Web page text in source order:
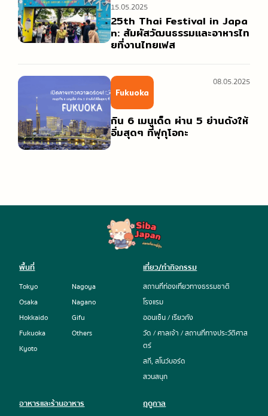
25th Thai Festival in Japa
n: สัมผัสวัฒนธรรมและอาหารไท
ยที่งานไทยเฟส
15.05.2025
Fukuoka
กิน 6 เมนูเด็ด ผ่าน 5 ย่านดังให้
อิ่มสุดๆ ที่ฟุกุโอกะ
08.05.2025
พื้นที่
Tokyo
Osaka
Hokkaido
Fukuoka
Kyoto
Nagoya
Nagano
Gifu
Others
เที่ยว/ทำกิจกรรม
สถานที่ท่องเที่ยวทางธรรมชาติ
โรงแรม
ออนเซ็น / เรียวกัง
วัด / ศาลเจ้า / สถานที่ทางประวัติศาส
ตร์
สกี, สโนว์บอร์ด
สวนสนุก
อาหารและร้านอาหาร ฤดูกาล